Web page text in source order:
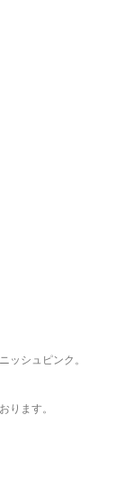
ッシュピンク。
ります。